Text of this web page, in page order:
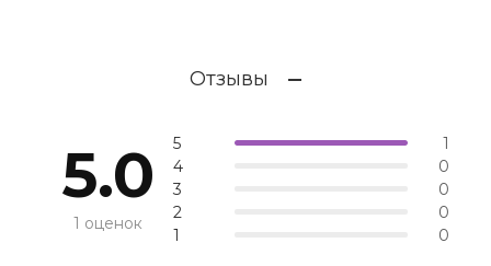
Отзывы
5.0
1 оценок
5
1
4
0
3
0
2
0
1
0